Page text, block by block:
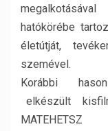
hatókörébe
életútját,
szemével.
Korábbi
elkészült